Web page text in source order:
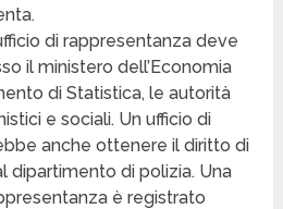
di rappresentanza deve
il ministero dell’Economia
di Statistica, le autorità
e sociali. Un ufficio di
anche ottenere il diritto di
dipartimento di polizia. Una
è registrato